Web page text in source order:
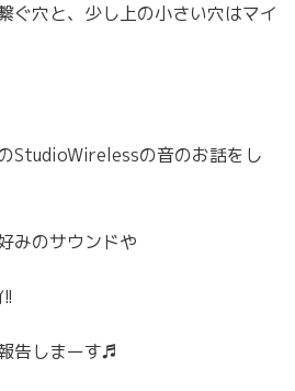
ぐ穴と、少し上の小さい穴はマイ
StudioWirelessの音のお話をし
みのサウンドや
告しまーす♬